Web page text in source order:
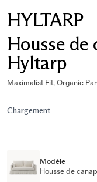
HYLTARP
Housse de
Hyltarp
Maximalist Fit, Organic
Chargement
Modèle
Housse de